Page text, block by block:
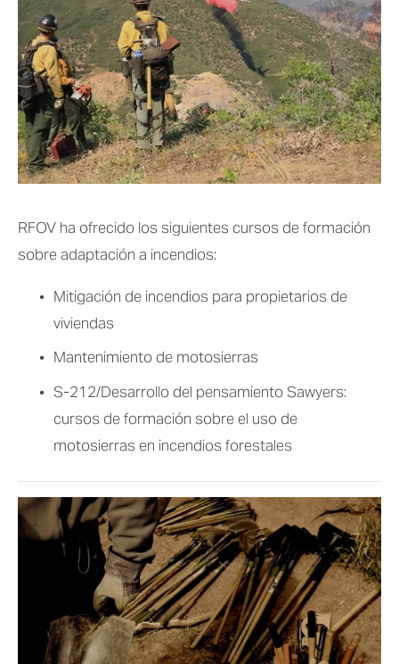
RFOV ha ofrecido los siguientes cursos de formación
sobre adaptación a incendios:
Mitigación de incendios para propietarios de
viviendas
Mantenimiento de motosierras
S-212/Desarrollo del pensamiento Sawyers:
cursos de formación sobre el uso de
motosierras en incendios forestales